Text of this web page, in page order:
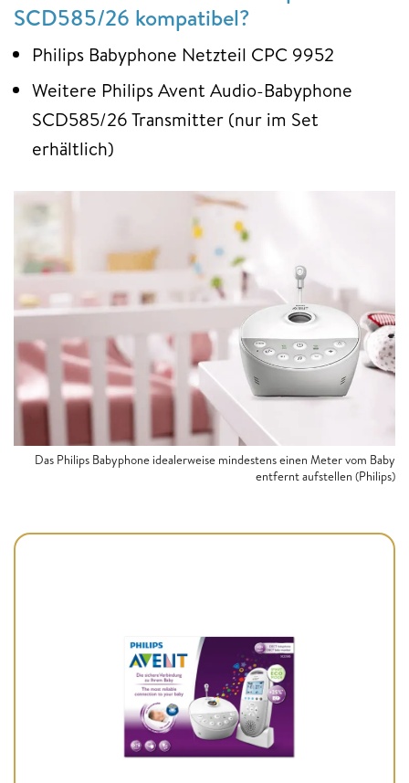
SCD585/26 kompatibel?
Philips Babyphone Netzteil CPC 9952
Weitere Philips Avent Audio-Babyphone
SCD585/26 Transmitter (nur im Set
erhältlich)
Das Philips Babyphone idealerweise mindestens einen Meter vom Baby
entfernt aufstellen (Philips)